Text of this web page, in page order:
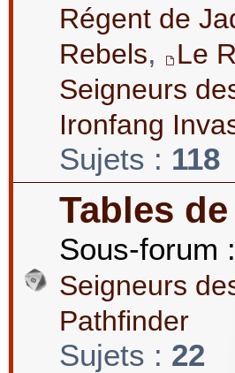
Régent de
Rebels,
Le
Seigneurs
Ironfang
Sujets : 118
Tables
Sous-forum :
Seigneurs
Pathfinder
Sujets : 22